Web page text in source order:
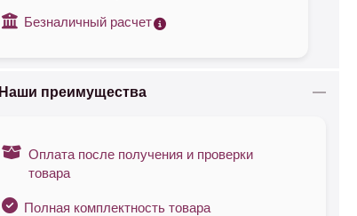
Безналичный расчет
Наши преимущества
Оплата после получения и проверки
товара
Полная комплектность товара